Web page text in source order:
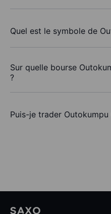
Quel est le symbole de
Sur quelle bourse
?
Puis-je trader